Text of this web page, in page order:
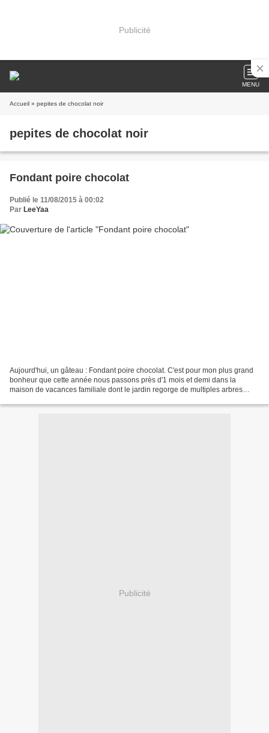
Publicité
MENU
Accueil » pepites de chocolat noir
pepites de chocolat noir
Fondant poire chocolat
Publié le 11/08/2015 à 00:02
Par LeeYaa
Aujourd'hui, un gâteau : Fondant poire chocolat. C'est pour mon plus grand
bonheur que cette année nous passons près d'1 mois et demi dans la
maison de vacances familiale dont le jardin regorge de multiples arbres
Publicité